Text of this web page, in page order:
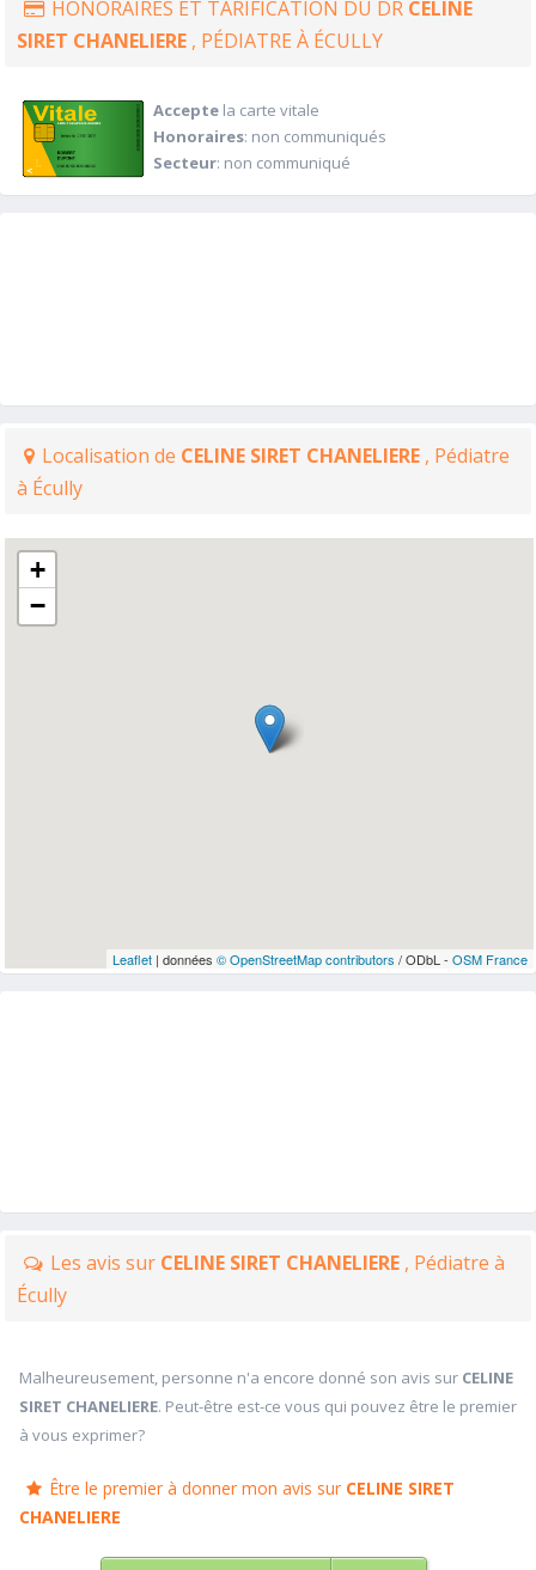
HONORAIRES ET TARIFICATION DU DR CELINE
SIRET CHANELIERE , PÉDIATRE À ÉCULLY
Acceptela carte vitale
Honoraires: non communiqués
Secteur: non communiqué
Localisation de CELINE SIRET CHANELIERE , Pédiatre
à Écully
+
−
Leaflet| données © OpenStreetMap contributors / ODbL - OSM France
Les avis sur CELINE SIRET CHANELIERE , Pédiatre à
Écully
Malheureusement, personne n'a encore donné son avis sur CELINE
SIRET CHANELIERE. Peut-être est-ce vous qui pouvez être le premier
à vous exprimer?
Être le premier à donner mon avis sur CELINE SIRET
CHANELIERE